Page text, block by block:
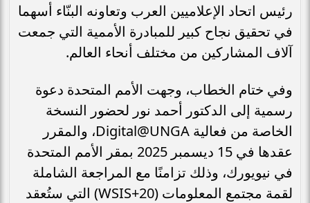
رئيس اتحاد الإعلاميين العرب وتعاونه البنّاء أسهما
في تحقيق نجاح كبير للمبادرة الأممية التي جمعت
آلاف المشاركين من مختلف أنحاء العالم.
وفي ختام الخطاب، وجهت الأمم المتحدة دعوة
رسمية إلى الدكتور أحمد نور لحضور النسخة
الخاصة من فعالية Digital@UNGA، والمقرر
عقدها في 15 ديسمبر 2025 بمقر الأمم المتحدة
في نيويورك، وذلك تزامنًا مع المراجعة الشاملة
لقمة مجتمع المعلومات (WSIS+20) التي ستُعقد